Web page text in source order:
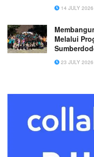
14 JULY 2026
Melalui
23 JULY 2026